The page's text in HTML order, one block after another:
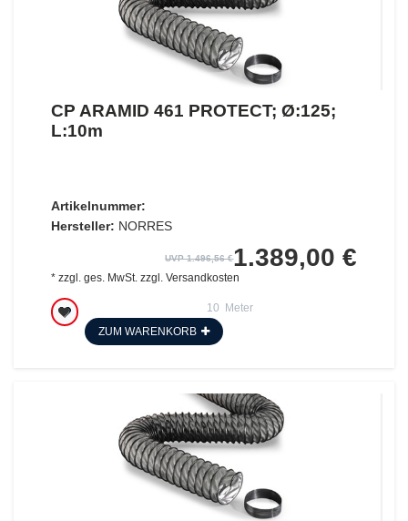
CP ARAMID 461 PROTECT; Ø:125;
L:10m
Artikelnummer:
Hersteller: NORRES
UVP 1.496,56 €1.389,00 €
* zzgl. ges. MwSt.zzgl. Versandkosten
10
Meter
ZUM WARENKORB